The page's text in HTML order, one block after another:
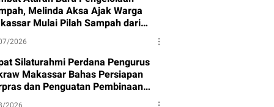
Melinda Aksa Ajak Warga
Mulai Pilah Sampah dari
2026
Silaturahmi Perdana Pengurus
Makassar Bahas Persiapan
dan Penguatan Pembinaan